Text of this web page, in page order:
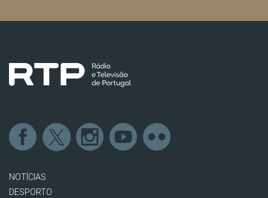
NOTÍCIAS
DESPORTO